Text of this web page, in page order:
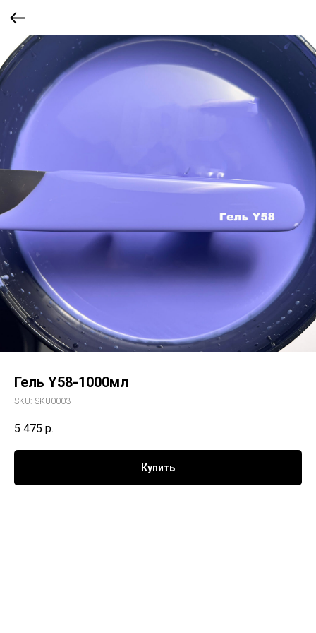
Гель Y58-1000мл
SKU: SKU0003
5 475 р.
Купить